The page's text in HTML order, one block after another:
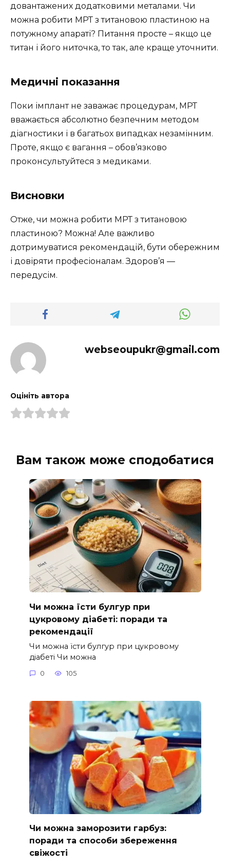
довантажених додатковими металами. Чи
можна робити МРТ з титановою пластиною на
потужному апараті? Питання просте – якщо це
титан і його ниточка, то так, але краще уточнити.
Медичні показання
Поки імплант не заважає процедурам, МРТ
вважається абсолютно безпечним методом
діагностики і в багатьох випадках незамінним.
Проте, якщо є вагання – обов’язково
проконсультуйтеся з медиками.
Висновки
Отже, чи можна робити МРТ з титановою
пластиною? Можна! Але важливо
дотримуватися рекомендацій, бути обережним
і довіряти професіоналам. Здоров’я —
передусім.
webseoupukr@gmail.com
Оцініть автора
Вам також може сподобатися
Чи можна їсти булгур при
цукровому діабеті: поради та
рекомендації
Чи можна їсти булгур при цукровому
діабеті Чи можна
0 105
Чи можна заморозити гарбуз:
поради та способи збереження
свіжості